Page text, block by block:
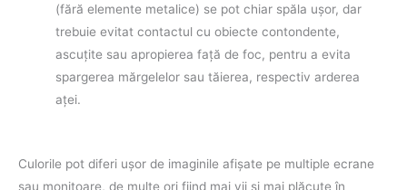
(fără elemente metalice) se pot chiar spăla uşor, dar
trebuie evitat contactul cu obiecte contondente,
ascuţite sau apropierea faţă de foc, pentru a evita
spargerea mărgelelor sau tăierea, respectiv arderea
aţei.
Culorile pot diferi uşor de imaginile afişate pe multiple ecrane
sau monitoare, de multe ori fiind mai vii şi mai plăcute în